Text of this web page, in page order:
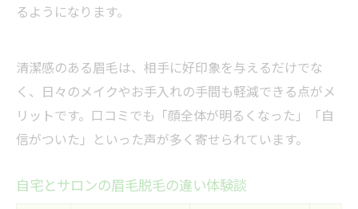
るようになります。
清潔感のある眉毛は、相手に好印象を与えるだけでな
く、日々のメイクやお手入れの手間も軽減できる点がメ
リットです。口コミでも「顔全体が明るくなった」「自
信がついた」といった声が多く寄せられています。
自宅とサロンの眉毛脱毛の違い体験談